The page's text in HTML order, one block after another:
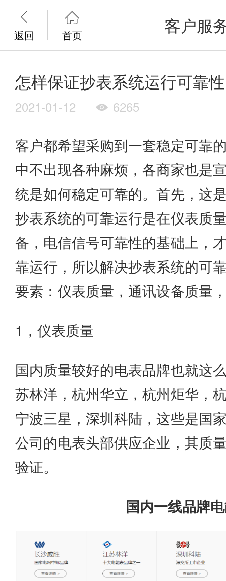

返回

首页 客户服
怎样保证抄表系统运行可靠性
2021-01-12  6265
客户都希望采购到一套稳定可靠
中不出现各种麻烦，各商家也是
统是如何稳定可靠的。首先，这
抄表系统的可靠运行是在仪表质
备，电信信号可靠性的基础上，
靠运行，所以解决抄表系统的可
要素：仪表质量，通讯设备质量
1，仪表质量
国内质量较好的电表品牌也就这
苏林洋，杭州华立，杭州炬华，
宁波三星，深圳科陆，这些是国
公司的电表头部供应企业，其质
验证。
国内一线品牌